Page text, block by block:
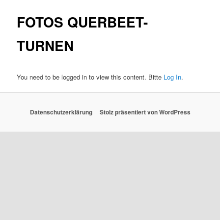
FOTOS QUERBEET-
TURNEN
You need to be logged in to view this content. Bitte Log In.
Datenschutzerklärung Stolz präsentiert von WordPress